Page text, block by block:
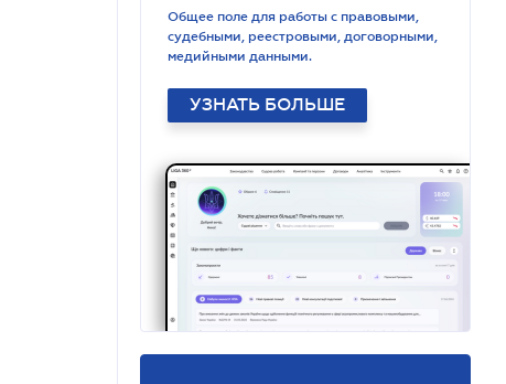
Общее поле для работы с правовыми,
судебными, реестровыми, договорными,
медийными данными.
УЗНАТЬ БОЛЬШЕ